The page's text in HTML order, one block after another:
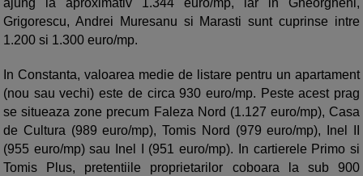
ajung la aproximativ 1.344 euro/mp, iar in Gheorgheni,
Grigorescu, Andrei Muresanu si Marasti sunt cuprinse intre
1.200 si 1.300 euro/mp.
In Constanta, valoarea medie de listare pentru un apartament
(nou sau vechi) este de circa 930 euro/mp. Peste acest prag
se situeaza zone precum Faleza Nord (1.127 euro/mp), Casa
de Cultura (989 euro/mp), Tomis Nord (979 euro/mp), Inel II
(955 euro/mp) sau Inel I (951 euro/mp). In cartierele Primo si
Tomis Plus, pretentiile proprietarilor coboara la sub 900